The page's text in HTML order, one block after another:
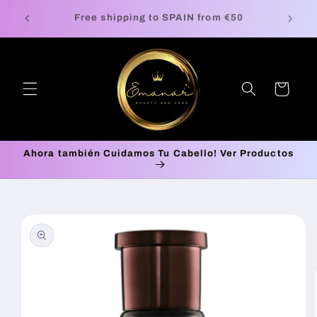
content
Europe Free Shipping on orders up to €100* 🚚
Cart
Ahora también Cuidamos Tu Cabello! Ver Productos
product
information